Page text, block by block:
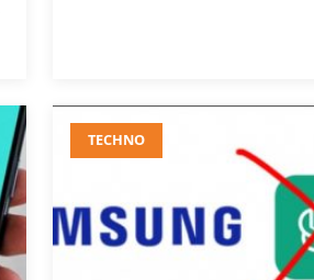
TECHNO